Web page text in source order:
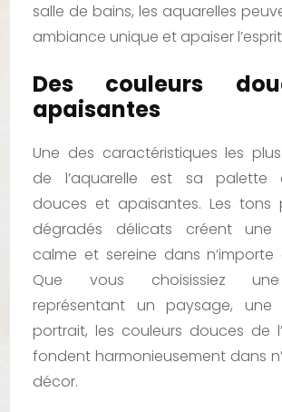
salle de bains, les aquarelles
ambiance unique et apaiser
Des couleurs
apaisantes
Une des caractéristiques les
de l’aquarelle est sa palette
douces et apaisantes. Les tons
dégradés délicats créent une
calme et sereine dans n’importe
Que vous choisissiez
représentant un paysage,
portrait, les couleurs douces de
fondent harmonieusement dans
décor.